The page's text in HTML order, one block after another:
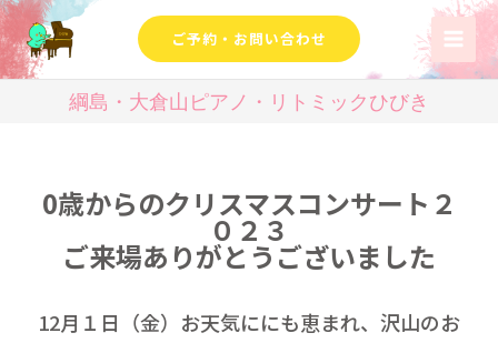
ご予約・お問い合わせ
綱島・大倉山ピアノ・リトミックひびき
0歳からのクリスマスコンサート２
０２３
ご来場ありがとうございました
12月１日（金）お天気ににも恵まれ、沢山のお